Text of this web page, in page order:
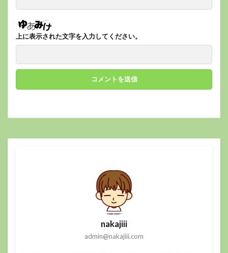
上に表示された文字を入力してください。
nakajiii
admin@nakajiii.com